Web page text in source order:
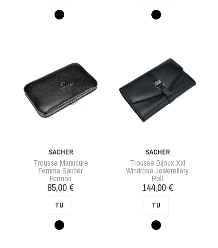
Noir Noir
SACHER
Trousse Manucure
Femme Sacher
Fermoir
Prix
85,00 €
TU
Noir
SACHER
Trousse Bijoux Xxl
Windrose Jewerellery
Roll
Prix
144,00 €
TU
Noir